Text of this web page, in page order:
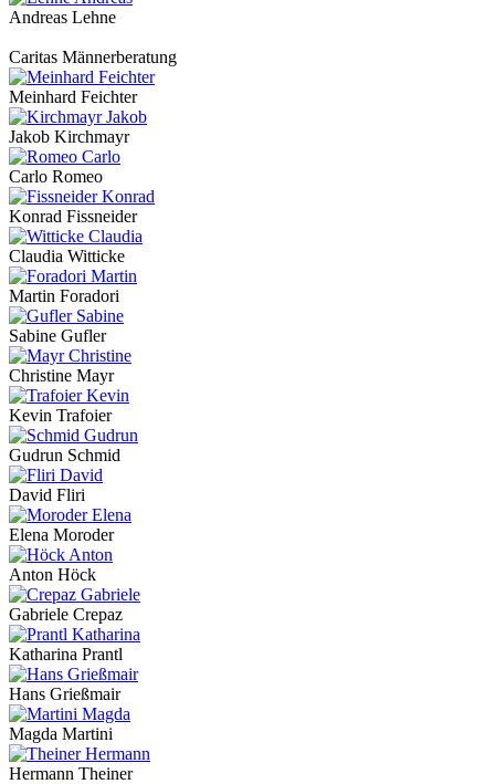
Andreas Lehne
Caritas Männerberatung
Meinhard Feichter
Jakob Kirchmayr
Carlo Romeo
Konrad Fissneider
Claudia Witticke
Martin Foradori
Sabine Gufler
Christine Mayr
Kevin Trafoier
Gudrun Schmid
David Fliri
Elena Moroder
Anton Höck
Gabriele Crepaz
Katharina Prantl
Hans Grießmair
Magda Martini
Hermann Theiner